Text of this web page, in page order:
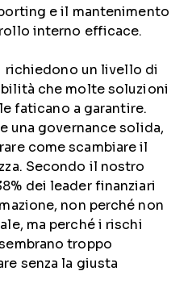
e il mantenimento
interno efficace.
richiedono un livello di
che molte soluzioni
faticano a garantire.
una governance solida,
come scambiare il
Secondo il nostro
dei leader finanziari
non perché non
ma perché i rischi
troppo
senza la giusta